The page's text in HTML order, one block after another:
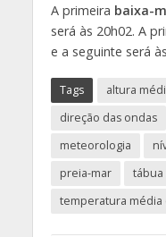
A primeira baixa-
será às 20h02. A
e a seguinte será
Tags altura
direção das ondas
meteorologia
preia-mar
tábua
temperatura média